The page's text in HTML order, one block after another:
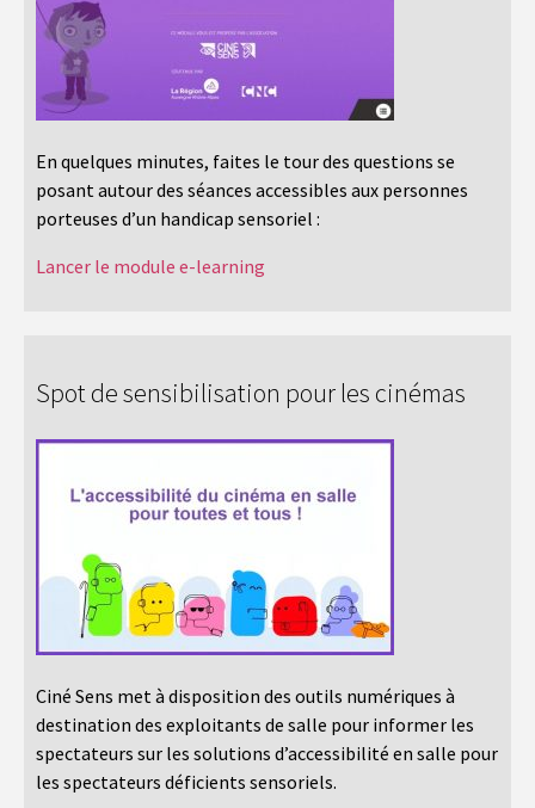
En quelques minutes, faites le tour des questions se
posant autour des séances accessibles aux personnes
porteuses d’un handicap sensoriel :
Lancer le module e-learning
Spot de sensibilisation pour les cinémas
Ciné Sens met à disposition des outils numériques à
destination des exploitants de salle pour informer les
spectateurs sur les solutions d’accessibilité en salle pour
les spectateurs déficients sensoriels.